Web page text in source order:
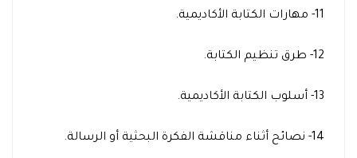
11- مهارات الكتابة الأكاديمية.
12- طرق تنظيم الكتابة.
13- أسلوب الكتابة الأكاديمية.
14- نصائح أثناء مناقشة الفكرة البحثية أو الرسالة.